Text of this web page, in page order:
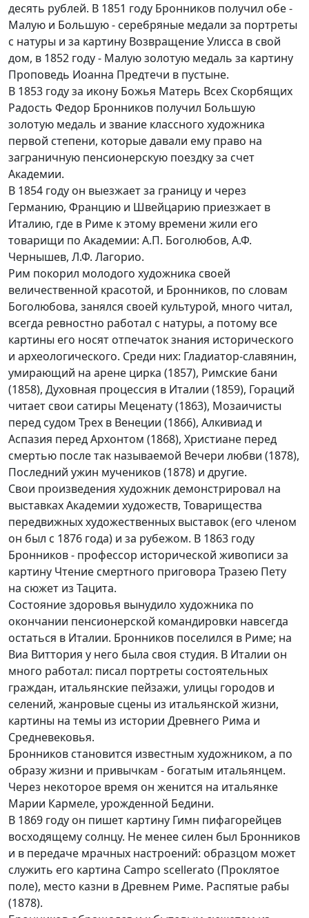
десять рублей. В 1851 году Бронников получил обе -
Малую и Большую - серебряные медали за портреты
с натуры и за картину Возвращение Улисса в свой
дом, в 1852 году - Малую золотую медаль за картину
Проповедь Иоанна Предтечи в пустыне.
В 1853 году за икону Божья Матерь Всех Скорбящих
Радость Федор Бронников получил Большую
золотую медаль и звание классного художника
первой степени, которые давали ему право на
заграничную пенсионерскую поездку за счет
Академии.
В 1854 году он выезжает за границу и через
Германию, Францию и Швейцарию приезжает в
Италию, где в Риме к этому времени жили его
товарищи по Академии: А.П. Боголюбов, А.Ф.
Чернышев, Л.Ф. Лагорио.
Рим покорил молодого художника своей
величественной красотой, и Бронников, по словам
Боголюбова, занялся своей культурой, много читал,
всегда ревностно работал с натуры, а потому все
картины его носят отпечаток знания исторического
и археологического. Среди них: Гладиатор-славянин,
умирающий на арене цирка (1857), Римские бани
(1858), Духовная процессия в Италии (1859), Гораций
читает свои сатиры Меценату (1863), Мозаичисты
перед судом Трех в Венеции (1866), Алкивиад и
Аспазия перед Архонтом (1868), Христиане перед
смертью после так называемой Вечери любви (1878),
Последний ужин мучеников (1878) и другие.
Свои произведения художник демонстрировал на
выставках Академии художеств, Товарищества
передвижных художественных выставок (его членом
он был с 1876 года) и за рубежом. В 1863 году
Бронников - профессор исторической живописи за
картину Чтение смертного приговора Тразею Пету
на сюжет из Тацита.
Состояние здоровья вынудило художника по
окончании пенсионерской командировки навсегда
остаться в Италии. Бронников поселился в Риме; на
Виа Виттория у него была своя студия. В Италии он
много работал: писал портреты состоятельных
граждан, итальянские пейзажи, улицы городов и
селений, жанровые сцены из итальянской жизни,
картины на темы из истории Древнего Рима и
Средневековья.
Бронников становится известным художником, а по
образу жизни и привычкам - богатым итальянцем.
Через некоторое время он женится на итальянке
Марии Кармеле, урожденной Бедини.
В 1869 году он пишет картину Гимн пифагорейцев
восходящему солнцу. Не менее силен был Бронников
и в передаче мрачных настроений: образцом может
служить его картина Campo scellerato (Проклятое
поле), место казни в Древнем Риме. Распятые рабы
(1878).